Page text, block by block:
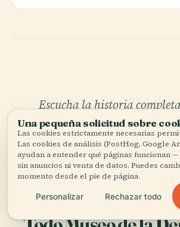
Escucha la historia
TU CURADOR PERSONAL
Una pequeña solicitud sobre
Las cookies estrictamente necesarias
Las cookies de análisis (PostHog, Google
ayudan a entender qué páginas funcionan
sin anuncios ni venta de datos. Puedes
momento desde el pie de página.
Personalizar Rechazar todo